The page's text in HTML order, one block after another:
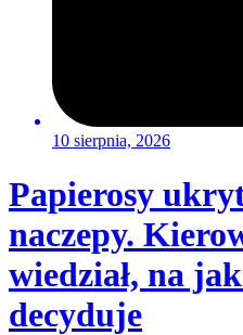
10 sierpnia, 2026
Papierosy
naczepy.
wiedział, na
decyduje